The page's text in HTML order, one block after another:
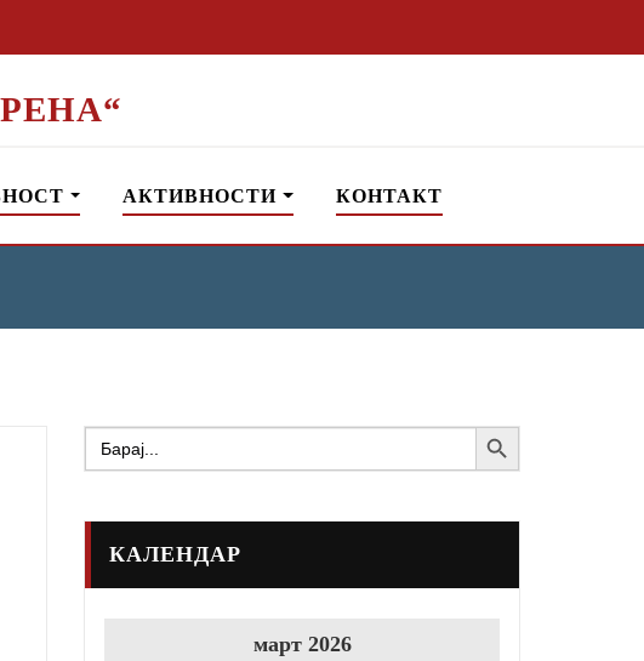
АКТИВНОСТИ КОНТАКТ
Search
for:
Search Button
КАЛЕНДАР
март 2026